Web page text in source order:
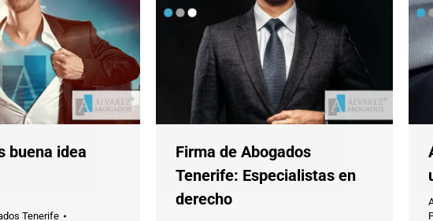
buena idea
Tenerife
Firma de Abogados
Tenerife: Especialistas en
derecho